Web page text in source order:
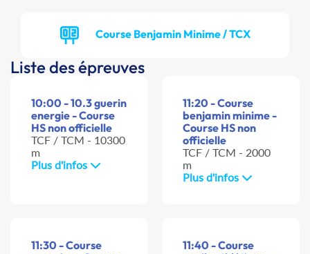
Course Benjamin Minime / TCX
Liste des épreuves
10:00 - 10.3 guerin
energie - Course
HS non officielle
TCF / TCM - 10300
m
Plus d'infos
11:20 - Course
benjamin minime -
Course HS non
officielle
TCF / TCM - 2000
m
Plus d'infos
11:30 - Course
11:40 - Course